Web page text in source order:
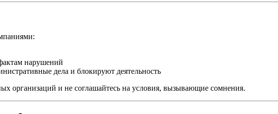
нарушений
дела и блокируют деятельность
организаций и не соглашайтесь на условия, вызывающие сомнения.